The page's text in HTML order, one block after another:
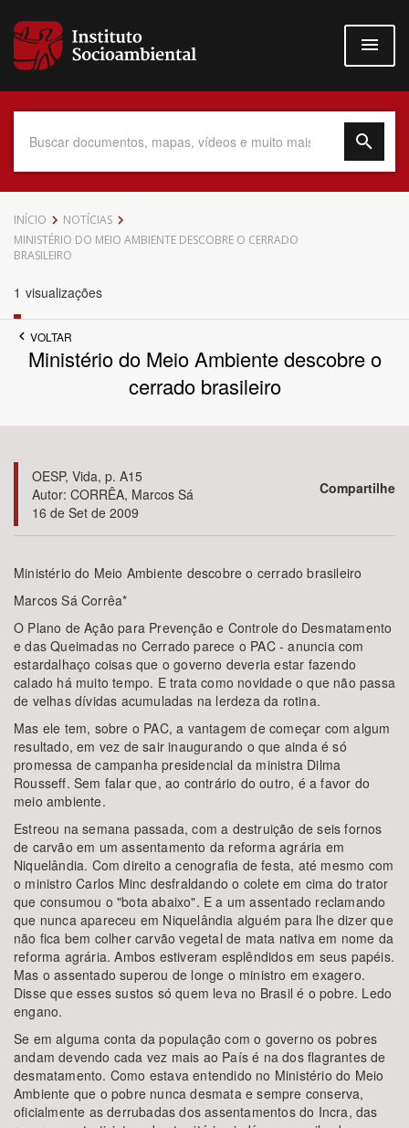
para
conteúdo
Data do Documento
Tema
Área de Levantamento
Área Protegida
BUSCAR
INÍCIO
NOTÍCIAS
MINISTÉRIO DO MEIO AMBIENTE DESCOBRE O CERRADO
BRASILEIRO
1 visualizações
VOLTAR
Ministério do Meio Ambiente descobre o
cerrado brasileiro
OESP, Vida, p. A15
Autor: CORRÊA, Marcos Sá
16 de Set de 2009
Compartilhe
Ministério do Meio Ambiente descobre o cerrado brasileiro
Marcos Sá Corrêa*
O Plano de Ação para Prevenção e Controle do Desmatamento
e das Queimadas no Cerrado parece o PAC - anuncia com
estardalhaço coisas que o governo deveria estar fazendo
calado há muito tempo. E trata como novidade o que não passa
de velhas dívidas acumuladas na lerdeza da rotina.
Mas ele tem, sobre o PAC, a vantagem de começar com algum
resultado, em vez de sair inaugurando o que ainda é só
promessa de campanha presidencial da ministra Dilma
Rousseff. Sem falar que, ao contrário do outro, é a favor do
meio ambiente.
Estreou na semana passada, com a destruição de seis fornos
de carvão em um assentamento da reforma agrária em
Niquelândia. Com direito a cenografia de festa, até mesmo com
o ministro Carlos Minc desfraldando o colete em cima do trator
que consumou o "bota abaixo". E a um assentado reclamando
que nunca apareceu em Niquelândia alguém para lhe dizer que
não fica bem colher carvão vegetal de mata nativa em nome da
reforma agrária. Ambos estiveram esplêndidos em seus papéis.
Mas o assentado superou de longe o ministro em exagero.
Disse que esses sustos só quem leva no Brasil é o pobre. Ledo
engano.
Se em alguma conta da população com o governo os pobres
andam devendo cada vez mais ao País é na dos flagrantes de
desmatamento. Como estava entendido no Ministério do Meio
Ambiente que o pobre nunca desmata e sempre conserva,
oficialmente as derrubadas dos assentamentos do Incra, das